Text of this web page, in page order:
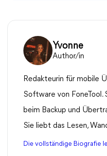
Yvonne
Author/in
Redakteurin für mobile
Software von FoneTool.
beim Backup und
Sie liebt das Lesen,
Die vollständige Biografie